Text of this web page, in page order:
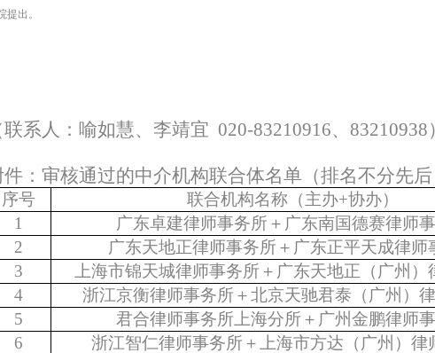
提出。
系人： 喻如慧、李靖宜 020-83210916、 83210938）
件：审核通过的中介机构联合体名单（排名不分先后
序号 联合机构名称（主办+协办）
1
广东卓建律师事务所＋广东南国德赛律师
2
广东天地正律师事务所＋广东正平天成律师
3
上海市锦天城律师事务所＋广东天地正（广州）
4
浙江京衡律师事务所＋北京天驰君泰（广州）
5
君合律师事务所上海分所＋广州金鹏律师
6
浙江智仁律师事务所＋上海市方达（广州）律